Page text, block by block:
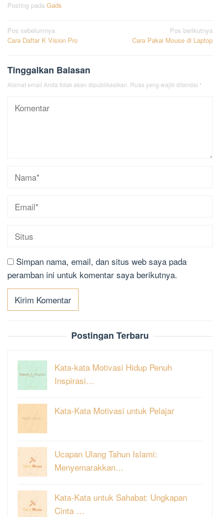
Posting pada Gads
Navigasi
pos
Pos sebelumnya
Cara Daftar K Vision Pro
Pos berikutnya
Cara Pakai Mouse di Laptop
Tinggalkan Balasan
Alamat email Anda tidak akan dipublikasikan. Ruas yang wajib ditandai *
Simpan nama, email, dan situs web saya pada
peramban ini untuk komentar saya berikutnya.
Postingan Terbaru
Kata-kata Motivasi Hidup Penuh
Inspirasi…
Kata-Kata Motivasi untuk Pelajar
Ucapan Ulang Tahun Islami:
Menyemarakkan…
Kata-Kata untuk Sahabat: Ungkapan
Cinta …